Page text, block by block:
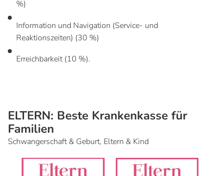
%)
Information und Navigation (Service- und
Reaktionszeiten) (30 %)
Erreichbarkeit (10 %).
ELTERN: Beste Krankenkasse für
Familien
Schwangerschaft & Geburt, Eltern & Kind